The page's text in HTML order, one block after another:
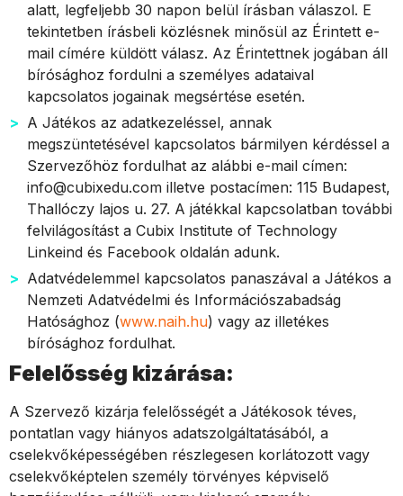
alatt, legfeljebb 30 napon belül írásban válaszol. E
tekintetben írásbeli közlésnek minősül az Érintett e-
mail címére küldött válasz. Az Érintettnek jogában áll
bírósághoz fordulni a személyes adataival
kapcsolatos jogainak megsértése esetén.
A Játékos az adatkezeléssel, annak
megszüntetésével kapcsolatos bármilyen kérdéssel a
Szervezőhöz fordulhat az alábbi e-mail címen:
info@cubixedu.com illetve postacímen: 115 Budapest,
Thallóczy lajos u. 27. A játékkal kapcsolatban további
felvilágosítást a Cubix Institute of Technology
Linkeind és Facebook oldalán adunk.
Adatvédelemmel kapcsolatos panaszával a Játékos a
Nemzeti Adatvédelmi és Információszabadság
Hatósághoz (www.naih.hu) vagy az illetékes
bírósághoz fordulhat.
Felelősség kizárása:
A Szervező kizárja felelősségét a Játékosok téves,
pontatlan vagy hiányos adatszolgáltatásából, a
cselekvőképességében részlegesen korlátozott vagy
cselekvőképtelen személy törvényes képviselő